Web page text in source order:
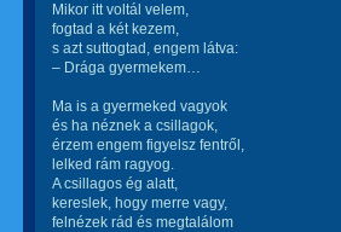
Mikor itt voltál velem,
fogtad a két kezem,
s azt suttogtad, engem látva:
– Drága gyermekem…
Ma is a gyermeked vagyok
és ha néznek a csillagok,
érzem engem figyelsz fentről,
lelked rám ragyog.
A csillagos ég alatt,
kereslek, hogy merre vagy,
felnézek rád és megtalálom